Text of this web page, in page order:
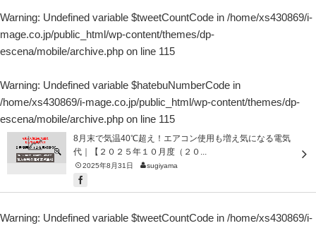
Warning: Undefined variable $tweetCountCode in /home/xs430869/i-
mage.co.jp/public_html/wp-content/themes/dp-
escena/mobile/archive.php on line 115
Warning: Undefined variable $hatebuNumberCode in
/home/xs430869/i-mage.co.jp/public_html/wp-content/themes/dp-
escena/mobile/archive.php on line 115
8月末で気温40℃超え！エアコン使用も増え気になる電気
代｜【２０２５年１０月度（２０...
2025年8月31日 sugiyama
Warning: Undefined variable $tweetCountCode in /home/xs430869/i-